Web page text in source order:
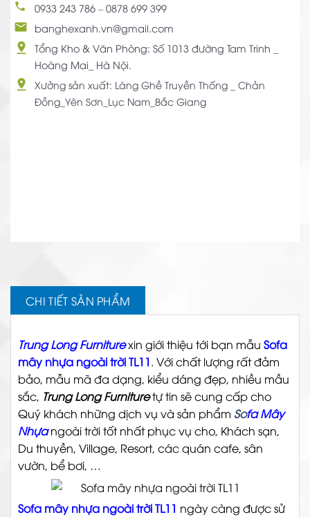
0933 243 786 – 0878 699 399
banghexanh.vn@gmail.com
Tổng Kho & Văn Phòng: Số 1013 đường Tam Trinh _
Hoàng Mai_ Hà Nội.
Xưởng sản xuất: Làng Ghề Truyền Thống _ Chản
Đồng_Yên Sơn_Lục Nam_Bắc Giang
CHI TIẾT SẢN PHẨM
Trung Long Furniturexin giới thiệu tới bạn mẫu Sofa
mây nhựa ngoài trời TL11. Với chất lượng rất đảm
bảo, mẫu mã đa dạng, kiểu dáng đẹp, nhiều mầu
sắc, Trung Long Furnituretự tin sẽ cung cấp cho
Quý khách những dịch vụ và sản phẩm Sofa Mây
Nhựangoài trời tốt nhất phục vụ cho, Khách sạn,
Du thuyền, Village, Resort, các quán cafe, sân
vườn, bể bơi, …
Sofa mây nhựa ngoài trời TL11 ngày càng được sử